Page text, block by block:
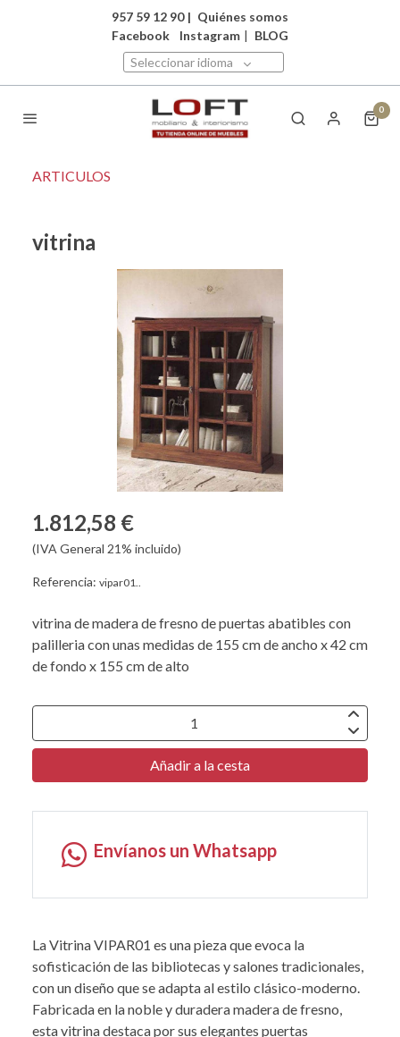
957 59 12 90 | Quiénes somos
Facebook
Instagram | BLOG
Seleccionar idioma
0
ARTICULOS
vitrina
1.812,58 €
(IVA General 21% incluido)
Referencia: vipar01..
vitrina de madera de fresno de puertas abatibles con
palilleria con unas medidas de 155 cm de ancho x 42 cm
de fondo x 155 cm de alto
Añadir a la cesta
Envíanos un Whatsapp
La Vitrina VIPAR01 es una pieza que evoca la
sofisticación de las bibliotecas y salones tradicionales,
con un diseño que se adapta al estilo clásico-moderno.
Fabricada en la noble y duradera madera de fresno,
esta vitrina destaca por sus elegantes puertas